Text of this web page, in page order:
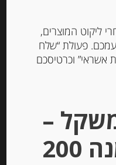
ליקוט המוצרים,
פעולת “שלח
אשראי” וכרטיסכם
–
מינימום הזמנה 200